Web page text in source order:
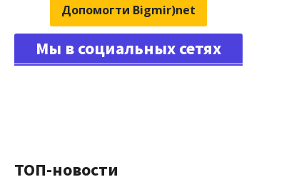
Допомогти Bigmir)net
Мы в социальных сетях
ТОП-новости